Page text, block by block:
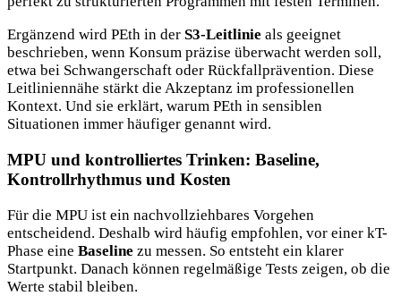
Ergänzend wird PEth in der S3-Leitlinie als geeignet
beschrieben, wenn Konsum präzise überwacht werden soll,
etwa bei Schwangerschaft oder Rückfallprävention. Diese
Leitliniennähe stärkt die Akzeptanz im professionellen
Kontext. Und sie erklärt, warum PEth in sensiblen
Situationen immer häufiger genannt wird.
MPU und kontrolliertes Trinken: Baseline,
Kontrollrhythmus und Kosten
Für die MPU ist ein nachvollziehbares Vorgehen
entscheidend. Deshalb wird häufig empfohlen, vor einer kT-
Phase eine Baseline zu messen. So entsteht ein klarer
Startpunkt. Danach können regelmäßige Tests zeigen, ob die
Werte stabil bleiben.